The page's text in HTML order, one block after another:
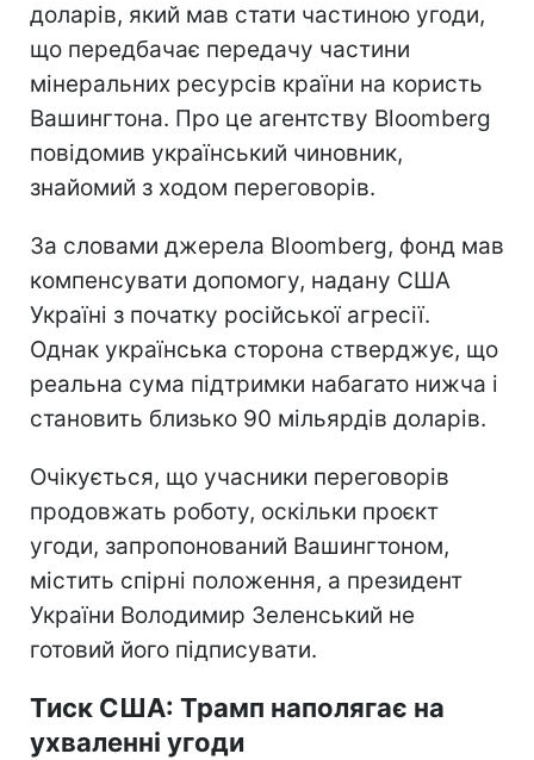
доларів, який мав стати частиною угоди,
що передбачає передачу частини
мінеральних ресурсів країни на користь
Вашингтона. Про це агентству Bloomberg
повідомив український чиновник,
знайомий з ходом переговорів.
За словами джерела Bloomberg, фонд мав
компенсувати допомогу, надану США
Україні з початку російської агресії.
Однак українська сторона стверджує, що
реальна сума підтримки набагато нижча і
становить близько 90 мільярдів доларів.
Очікується, що учасники переговорів
продовжать роботу, оскільки проєкт
угоди, запропонований Вашингтоном,
містить спірні положення, а президент
України Володимир Зеленський не
готовий його підписувати.
Тиск США: Трамп наполягає на
ухваленні угоди